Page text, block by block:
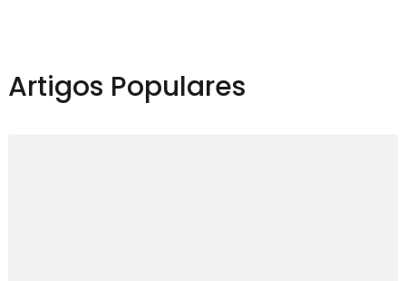
Artigos Populares